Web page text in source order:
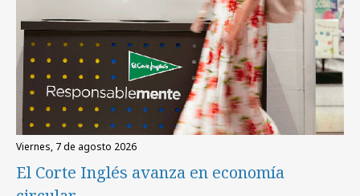
viernes, 7 de agosto 2026
El Corte Inglés avanza en economía